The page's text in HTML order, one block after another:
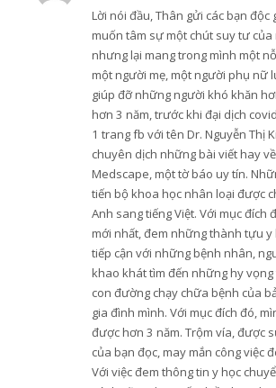
Lời nói đầu, Thân gửi các bạn độc
muốn tâm sự một chút suy tư của
nhưng lại mang trong mình một
một người mẹ, một người phụ nữ
giúp đỡ những người khó khăn
hơn 3 năm, trước khi đại dịch
1 trang fb với tên Dr. Nguyễn Thị
chuyên dịch những bài viết hay
Medscape, một tờ báo uy tín.
tiến bộ khoa học nhân loại được
Anh sang tiếng Việt. Với mục đích
mới nhất, đem những thành tựu y
tiếp cận với những bệnh nhân,
khao khát tìm đến những hy
con đường chạy chữa bệnh của
gia đình mình. Với mục đích đó,
được hơn 3 năm. Trộm vía, được
của bạn đọc, may mắn công việc
Với việc đem thông tin y học